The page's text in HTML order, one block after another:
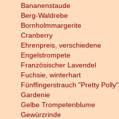
Bananenstaude
Berg-Waldrebe
Bornholmmargerite
Cranberry
Ehrenpreis, verschiedene
Engelstrompete
Französischer Lavendel
Fuchsie, winterhart
Fünffingerstrauch "Pretty Polly"
Gardenie
Gelbe Trompetenblume
Gewürzrinde